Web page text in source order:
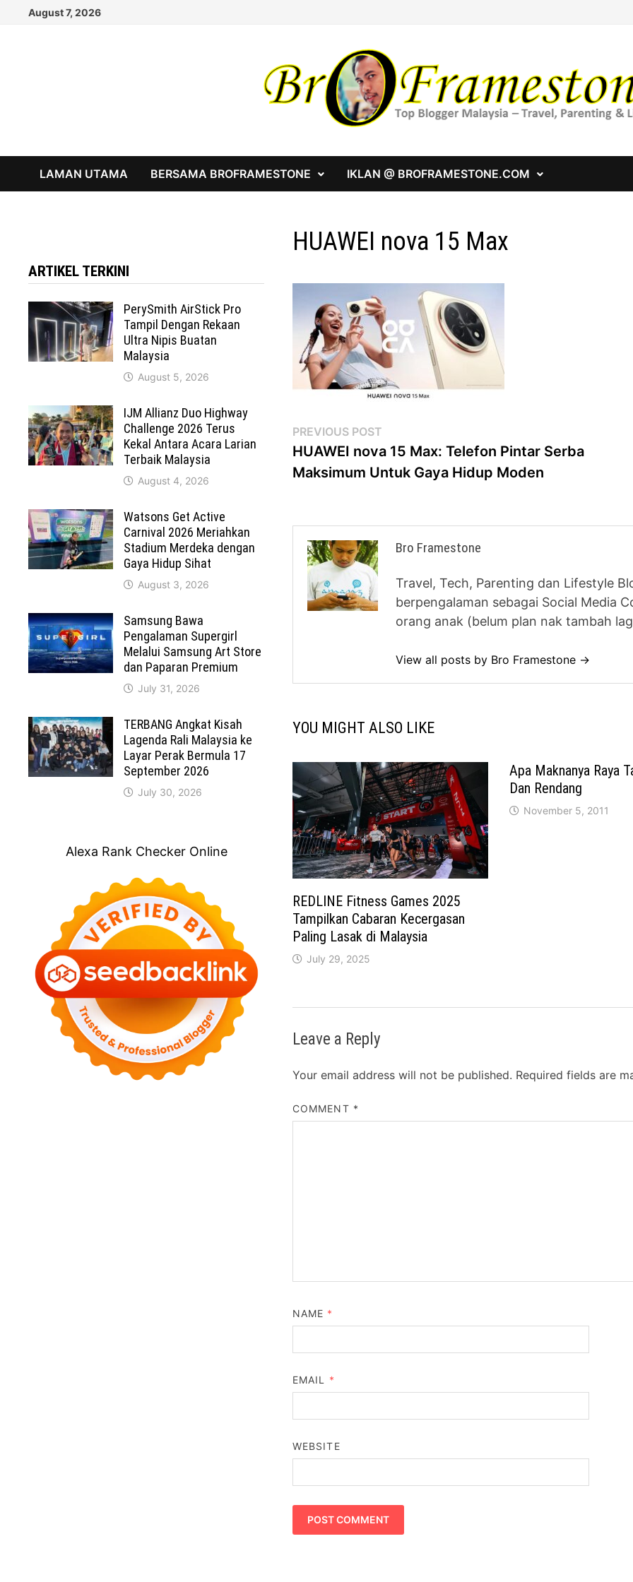
August 7, 2026
LAMAN UTAMA BERSAMA BROFRAMESTONE IKLAN @ BROFRAMESTONE.COM
HUAWEI nova 15 Max
Post
navigation
PREVIOUS POST
post:
HUAWEI nova 15 Max: Telefon Pintar Serba
Maksimum Untuk Gaya Hidup Moden
Bro Framestone
Travel, Tech, Parenting dan Lifestyle
berpengalaman sebagai Social Media
orang anak (belum plan nak tambah
View all posts by Bro Framestone →
YOU MIGHT ALSO LIKE
REDLINE Fitness Games 2025
Tampilkan Cabaran Kecergasan
Paling Lasak di Malaysia
July 29, 2025
Apa Maknanya Raya
Dan Rendang
November 5, 2011
Leave a Reply
Your email address will not be published. Required fields are
COMMENT *
NAME *
EMAIL *
WEBSITE
ARTIKEL TERKINI
PerySmith AirStick Pro
Tampil Dengan Rekaan
Ultra Nipis Buatan
Malaysia
August 5, 2026
IJM Allianz Duo Highway
Challenge 2026 Terus
Kekal Antara Acara Larian
Terbaik Malaysia
August 4, 2026
Watsons Get Active
Carnival 2026 Meriahkan
Stadium Merdeka dengan
Gaya Hidup Sihat
August 3, 2026
Samsung Bawa
Pengalaman Supergirl
Melalui Samsung Art Store
dan Paparan Premium
July 31, 2026
TERBANG Angkat Kisah
Lagenda Rali Malaysia ke
Layar Perak Bermula 17
September 2026
July 30, 2026
Alexa Rank Checker Online